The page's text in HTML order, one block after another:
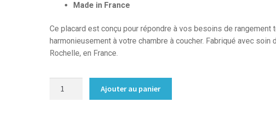
Made in France
Ce placard est conçu pour répondre à vos besoins de rangement
harmonieusement à votre chambre à coucher. Fabriqué avec soin
Rochelle, en France.
Ajouter au panier